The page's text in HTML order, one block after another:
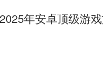
年安卓顶级游